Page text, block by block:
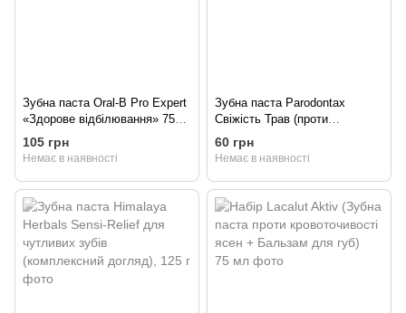
Зубна паста Oral-B Pro Expert
«Здорове відбілювання» 75
мл
105 грн
Немає в наявності
Зубна паста Parodontax
Свіжість Трав (проти
кровоточивості ясен), 50 мл
60 грн
Немає в наявності